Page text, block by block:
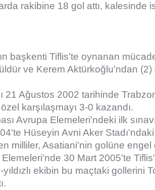
rakibine 18 gol attı, kalesinde
başkenti Tiflis'te oynanan
ve Kerem Aktürkoğlu'ndan (2)
21 Ağustos 2002 tarihinde
karşılaşmayı 3-0 kazandı.
Avrupa Elemeleri'ndeki ilk
Hüseyin Avni Aker
milliler, Asatiani'nin golüne engel
30 Mart 2005'te
ekibin bu maçtaki gollerini